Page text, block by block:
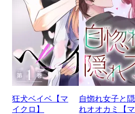
狂犬ベイベ【マ
イクロ】
自惚れ女子と隠
れオオカミ【マ